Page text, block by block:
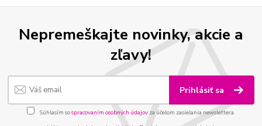
Nepremeškajte novinky, akcie a
zľavy!
Prihlásiť sa
Súhlasím sospracovaním osobných údajov za účelom zasielania newslettera.